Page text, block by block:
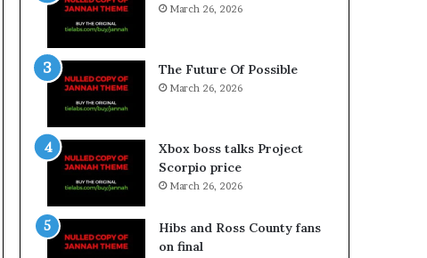
March 26, 2026
The Future Of Possible
March 26, 2026
Xbox boss talks Project
Scorpio price
March 26, 2026
Hibs and Ross County fans
on final